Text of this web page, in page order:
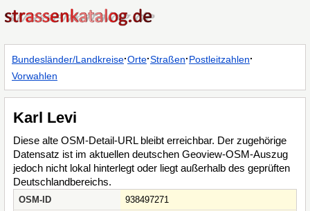
Bundesländer/Landkreise·Orte·Straßen·Postleitzahlen·
Vorwahlen
Karl Levi
Diese alte OSM-Detail-URL bleibt erreichbar. Der zugehörige
Datensatz ist im aktuellen deutschen Geoview-OSM-Auszug
jedoch nicht lokal hinterlegt oder liegt außerhalb des geprüften
Deutschlandbereichs.
OSM-ID
938497271